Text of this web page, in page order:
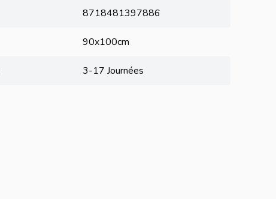
8718481397886
90x100cm
3-17 Journées